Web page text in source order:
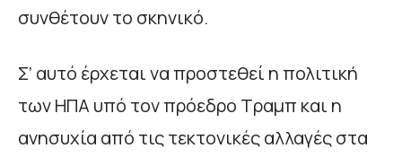
συνθέτουν το σκηνικό.
Σ’ αυτό έρχεται να προστεθεί η πολιτική
των ΗΠΑ υπό τον πρόεδρο Τραμπ και η
ανησυχία από τις τεκτονικές αλλαγές στα